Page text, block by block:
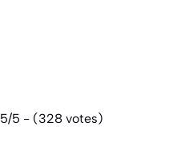
5/5 - (328 votes)